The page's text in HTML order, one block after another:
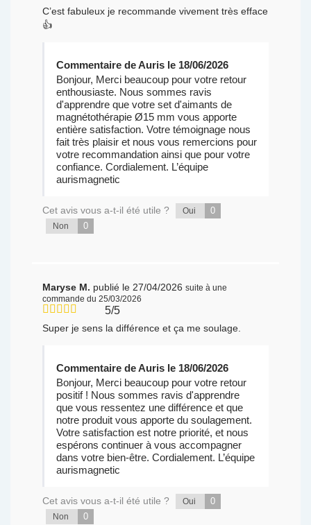
C’est fabuleux je recommande vivement très efface
👍
Commentaire de Auris le 18/06/2026
Bonjour, Merci beaucoup pour votre retour
enthousiaste. Nous sommes ravis
d'apprendre que votre set d'aimants de
magnétothérapie Ø15 mm vous apporte
entière satisfaction. Votre témoignage nous
fait très plaisir et nous vous remercions pour
votre recommandation ainsi que pour votre
confiance. Cordialement. L’équipe
aurismagnetic
Cet avis vous a-t-il été utile ? Oui 0
Non 0
Maryse M. publié le 27/04/2026 suite à une
commande du 25/03/2026
5/5
Super je sens la différence et ça me soulage.
Commentaire de Auris le 18/06/2026
Bonjour, Merci beaucoup pour votre retour
positif ! Nous sommes ravis d'apprendre
que vous ressentez une différence et que
notre produit vous apporte du soulagement.
Votre satisfaction est notre priorité, et nous
espérons continuer à vous accompagner
dans votre bien-être. Cordialement. L’équipe
aurismagnetic
Cet avis vous a-t-il été utile ? Oui 0
Non 0